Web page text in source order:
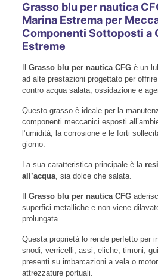
Grasso blu per nautica
Marina Estrema per
Componenti Sottoposti a
Estreme
Grasso blu per nautica CFGè un
ad alte prestazioni progettato per
contro acqua salata, ossidazione e
Questo grasso è ideale per la
componenti meccanici esposti
l’umidità, la corrosione e le forti
giorno.
La sua caratteristica principale è la
all’acqua, sia dolce che salata.
Grasso blu per nautica CFG
superfici metalliche e non viene
prolungata.
Questa proprietà lo rende perfetto per
snodi, verricelli, assi, eliche, timoni,
presenti su imbarcazioni a vela o
attrezzature portuali.